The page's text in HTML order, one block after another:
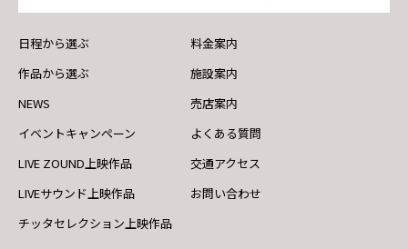
日程から選ぶ
作品から選ぶ
NEWS
イベントキャンペーン
LIVE ZOUND上映作品
LIVEサウンド上映作品
チッタセレクション上映作品
料金案内
施設案内
売店案内
よくある質問
交通アクセス
お問い合わせ